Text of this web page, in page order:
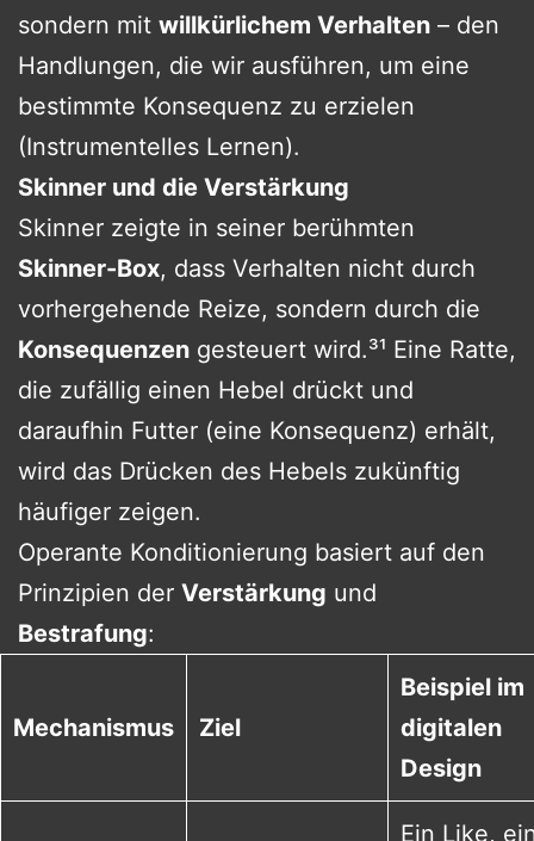
sondern mit willkürlichem Verhalten – den
Handlungen, die wir ausführen, um eine
bestimmte Konsequenz zu erzielen
(Instrumentelles Lernen).
Skinner und die Verstärkung
Skinner zeigte in seiner berühmten
Skinner-Box, dass Verhalten nicht durch
vorhergehende Reize, sondern durch die
Konsequenzen gesteuert wird.³¹ Eine Ratte,
die zufällig einen Hebel drückt und
daraufhin Futter (eine Konsequenz) erhält,
wird das Drücken des Hebels zukünftig
häufiger zeigen.
Operante Konditionierung basiert auf den
Prinzipien der Verstärkung und
Bestrafung:
Mechanismus Ziel
Beispiel im
digitalen
Design
Ein Like,